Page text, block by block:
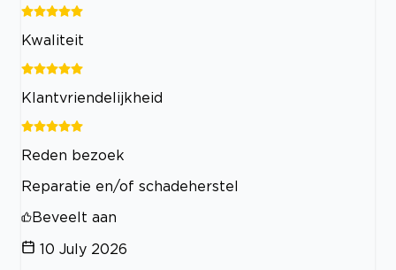
Kwaliteit
Klantvriendelijkheid
Reden bezoek
Reparatie en/of schadeherstel
Beveelt aan
10 July 2026